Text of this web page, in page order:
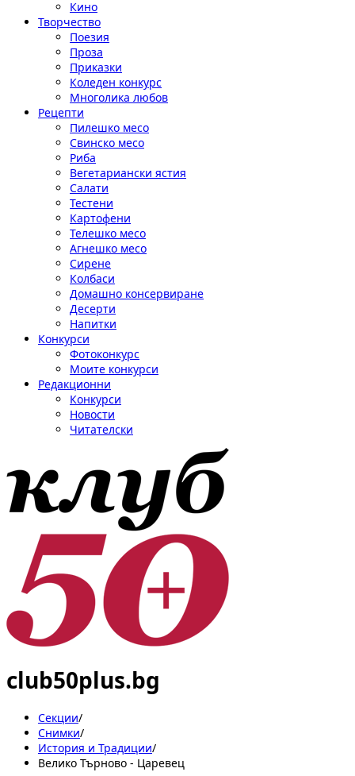
Кино
Творчество
Поезия
Проза
Приказки
Коледен конкурс
Многолика любов
Рецепти
Пилешко месо
Свинско месо
Риба
Вегетариански ястия
Салати
Тестени
Картофени
Телешко месо
Агнешко месо
Сирене
Колбаси
Домашно консервиране
Десерти
Напитки
Конкурси
Фотоконкурс
Моите конкурси
Редакционни
Конкурси
Новости
Читателски
club50plus.bg
Секции/
Снимки/
История и Традиции/
Велико Търново - Царевец